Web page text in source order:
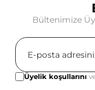
Bültenimize
Üyelik koşullarını